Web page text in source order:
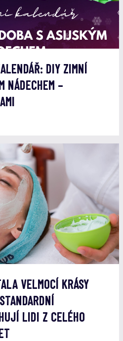
DIY ZIMNÍ
NÁDECHEM –
VELMOCÍ KRÁSY
LIDI Z CELÉHO